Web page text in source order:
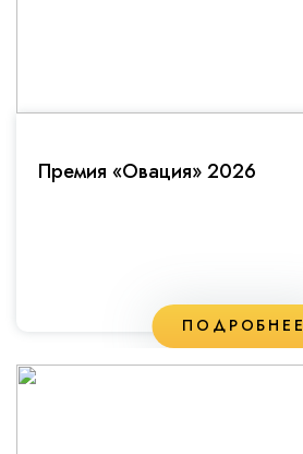
Премия «Овация» 2026
ПОДРОБНЕЕ